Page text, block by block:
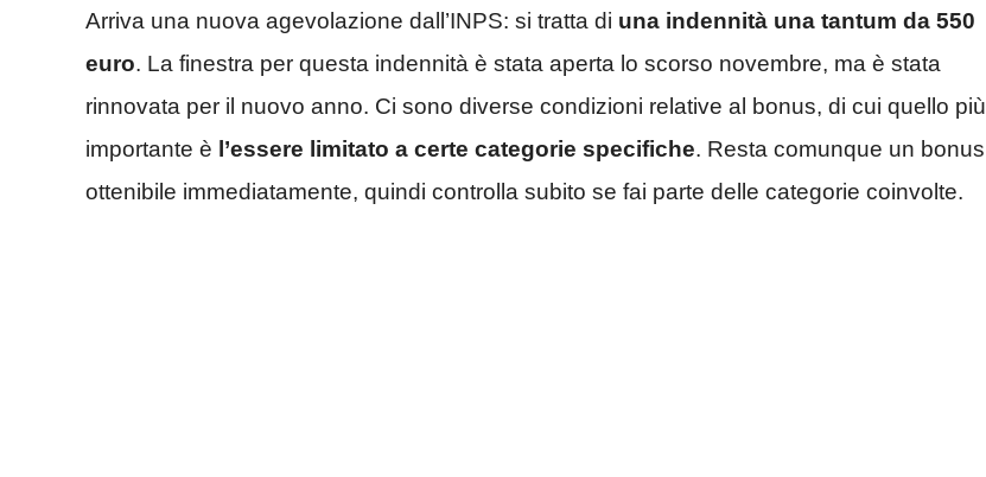
Arriva una nuova agevolazione dall’INPS: si tratta di una indennità una tantum da 550
euro. La finestra per questa indennità è stata aperta lo scorso novembre, ma è stata
rinnovata per il nuovo anno. Ci sono diverse condizioni relative al bonus, di cui quello più
importante è l’essere limitato a certe categorie specifiche. Resta comunque un bonus
ottenibile immediatamente, quindi controlla subito se fai parte delle categorie coinvolte.